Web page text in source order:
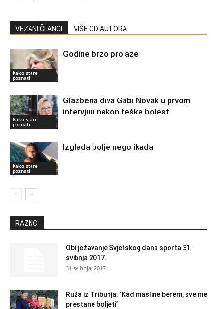
VEZANI ČLANCI VIŠE OD AUTORA
Kako stare
poznati
Godine brzo prolaze
Kako stare
poznati
Glazbena diva Gabi Novak u prvom
intervjuu nakon teške bolesti
Kako stare
poznati
Izgleda bolje nego ikada
RAZNO
Obilježavanje Svjetskog dana sporta 31.
svibnja 2017.
31 svibnja, 2017
Ruža iz Tribunja: ‘Kad masline berem, sve me
prestane boljeti’